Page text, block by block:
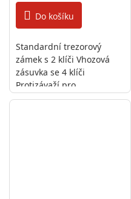
Do košíku
Standardní trezorový
zámek s 2 klíči Vhozová
zásuvka se 4 klíči
Protizávaží pro
automatické zavírání